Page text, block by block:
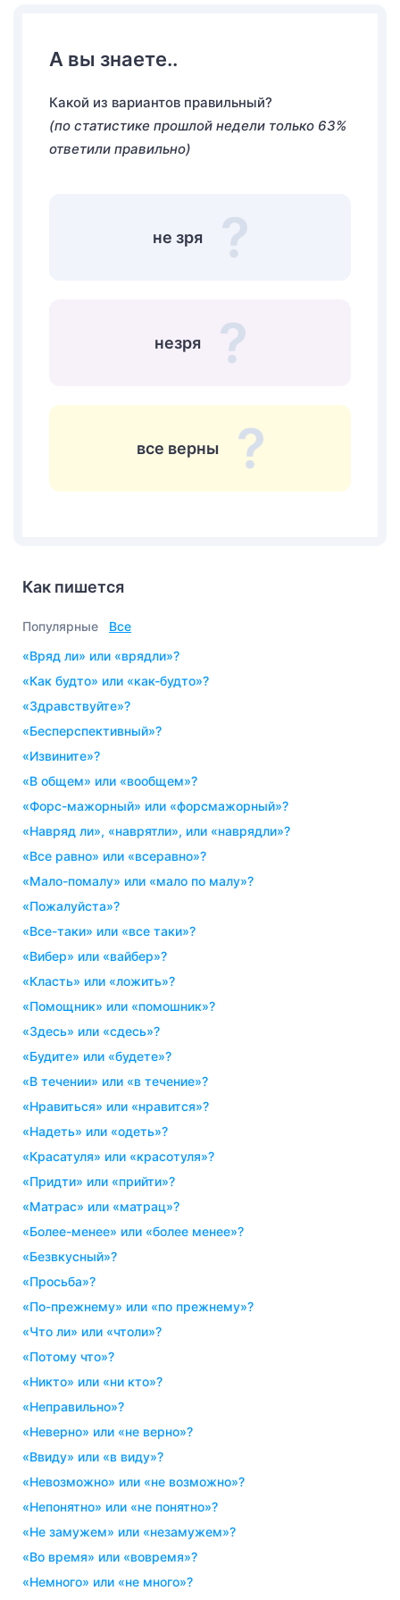
А вы знаете..
Какой из вариантов правильный?
(по статистике прошлой недели только 63%
ответили правильно)
не зря
незря
все верны
Как пишется
Популярные
Все
«вряд ли» или «врядли»?
«как будто» или «как-будто»?
«здравствуйте»?
«бесперспективный»?
«извините»?
«в общем» или «вообщем»?
«форс-мажорный» или «форсмажорный»?
«навряд ли», «наврятли», или «наврядли»?
«все равно» или «всеравно»?
«мало-помалу» или «мало по малу»?
«пожалуйста»?
«все-таки» или «все таки»?
«вибер» или «вайбер»?
«класть» или «ложить»?
«помощник» или «помошник»?
«здесь» или «сдесь»?
«будите» или «будете»?
«в течении» или «в течение»?
«нравиться» или «нравится»?
«надеть» или «одеть»?
«красатуля» или «красотуля»?
«придти» или «прийти»?
«матрас» или «матрац»?
«более-менее» или «более менее»?
«безвкусный»?
«просьба»?
«по-прежнему» или «по прежнему»?
«что ли» или «чтоли»?
«потому что»?
«никто» или «ни кто»?
«неправильно»?
«неверно» или «не верно»?
«ввиду» или «в виду»?
«невозможно» или «не возможно»?
«непонятно» или «не понятно»?
«не замужем» или «незамужем»?
«во время» или «вовремя»?
«немного» или «не много»?